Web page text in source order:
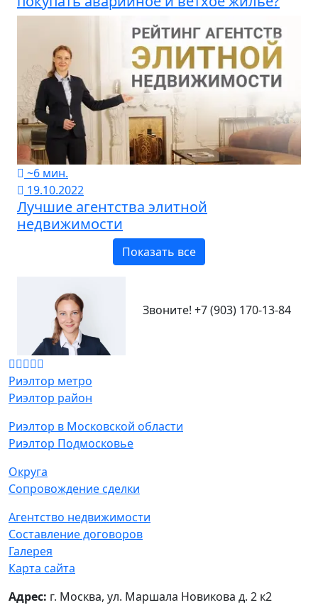
~6 мин.
19.10.2022
Лучшие агентства элитной
недвижимости
Показать все
Звоните! +7 (903) 170-13-84
Риэлтор метро
Риэлтор район
Риэлтор в Московской области
Риэлтор Подмосковье
Округа
Сопровождение сделки
Агентство недвижимости
Составление договоров
Галерея
Карта сайта
Адрес: г. Москва, ул. Маршала Новикова д. 2 к2